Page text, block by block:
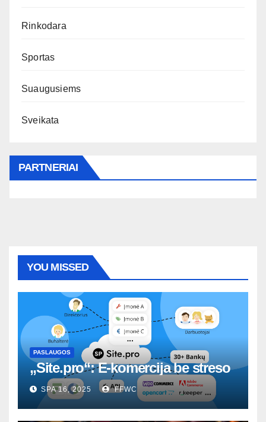
Rinkodara
Sportas
Suaugusiems
Sveikata
PARTNERIAI
YOU MISSED
PASLAUGOS
„Site.pro“: E-komercija be streso
SPA 16, 2025 FFWC